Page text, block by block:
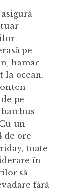
pe
hamac
la ocean.
pe
un
de ore
toate
în
să
fără